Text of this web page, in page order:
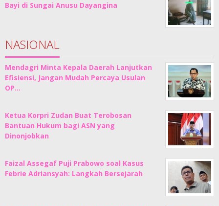
Bayi di Sungai Anusu Dayangina
NASIONAL
Mendagri Minta Kepala Daerah Lanjutkan
Efisiensi, Jangan Mudah Percaya Usulan
OP…
Ketua Korpri Zudan Buat Terobosan
Bantuan Hukum bagi ASN yang
Dinonjobkan
Faizal Assegaf Puji Prabowo soal Kasus
Febrie Adriansyah: Langkah Bersejarah